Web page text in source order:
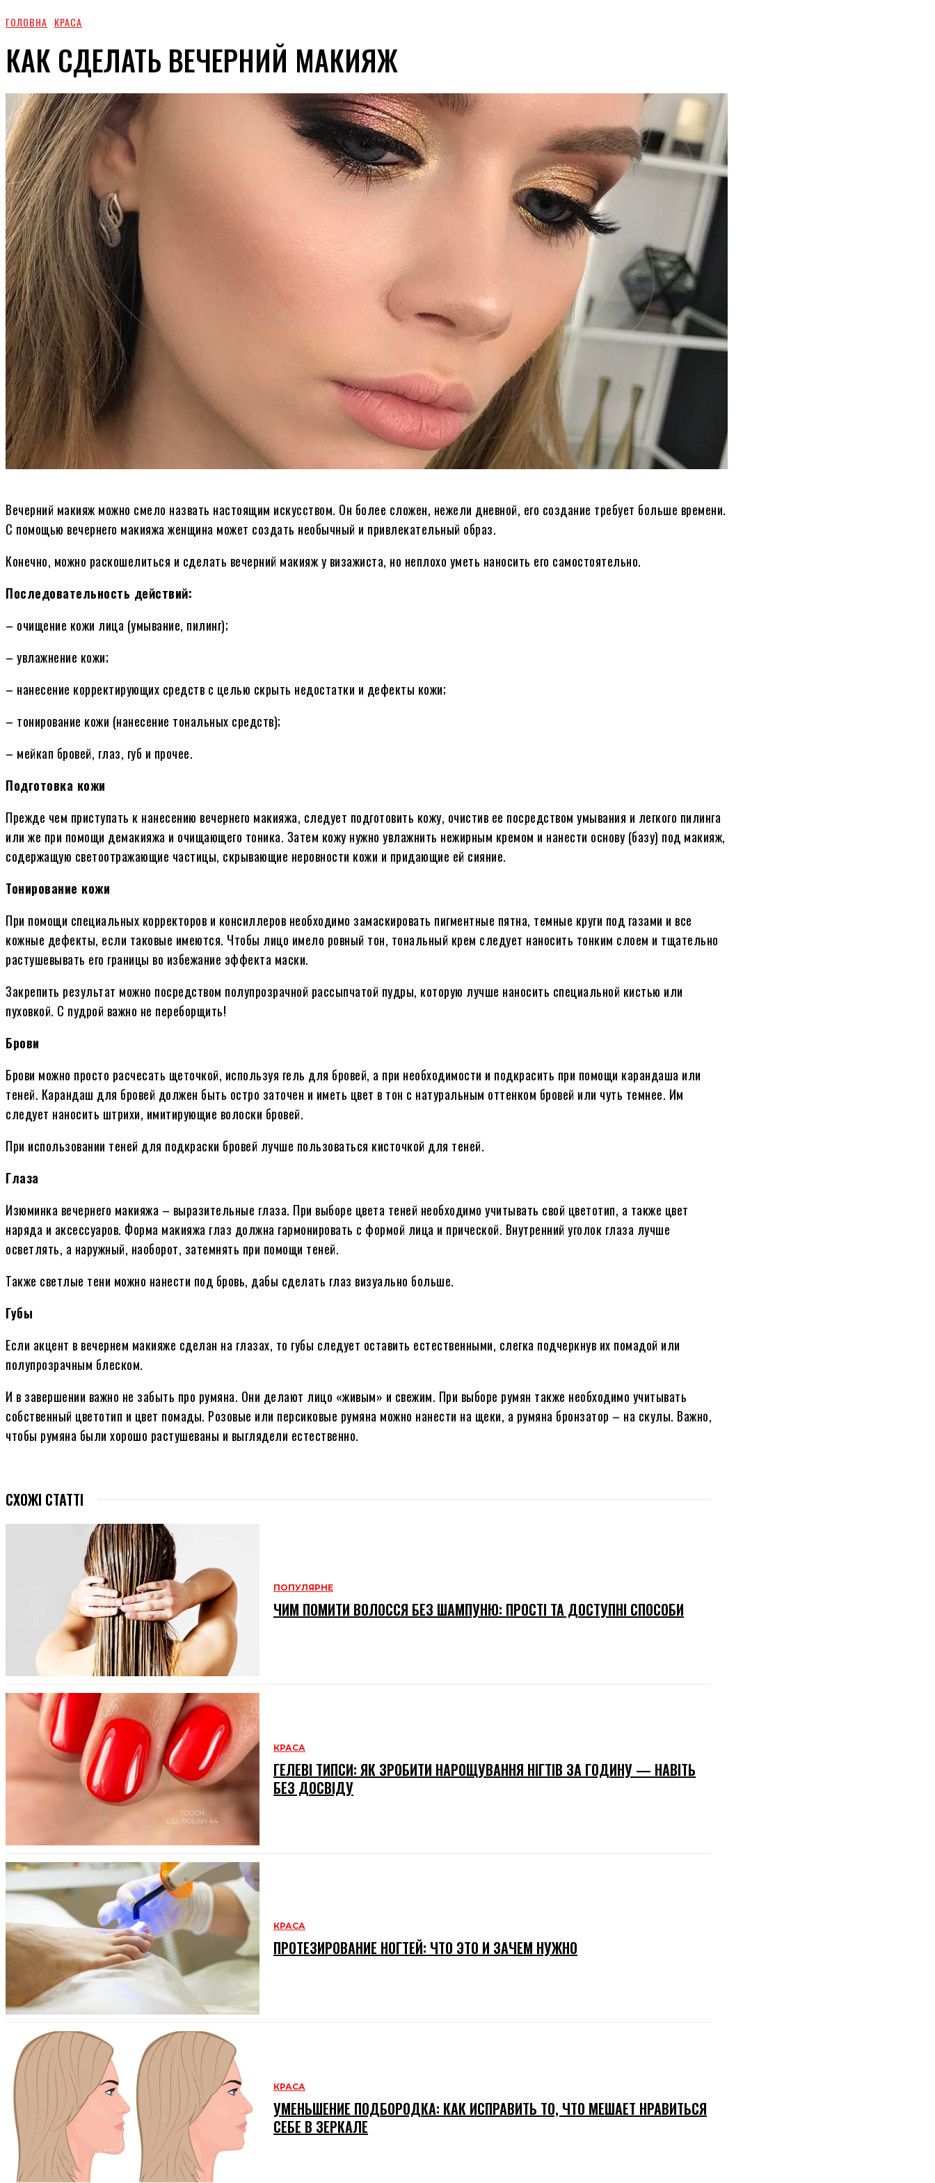
ГОЛОВНА КРАСА
КАК СДЕЛАТЬ ВЕЧЕРНИЙ МАКИЯЖ
Вечерний макияж можно смело назвать настоящим искусством. Он более сложен, нежели дневной, его создание требует больше времени.
С помощью вечернего макияжа женщина может создать необычный и привлекательный образ.
Конечно, можно раскошелиться и сделать вечерний макияж у визажиста, но неплохо уметь наносить его самостоятельно.
Последовательность действий:
– очищение кожи лица (умывание, пилинг);
– увлажнение кожи;
– нанесение корректирующих средств с целью скрыть недостатки и дефекты кожи;
– тонирование кожи (нанесение тональных средств);
– мейкап бровей, глаз, губ и прочее.
Подготовка кожи
Прежде чем приступать к нанесению вечернего макияжа, следует подготовить кожу, очистив ее посредством умывания и легкого пилинга
или же при помощи демакияжа и очищающего тоника. Затем кожу нужно увлажнить нежирным кремом и нанести основу (базу) под макияж,
содержащую светоотражающие частицы, скрывающие неровности кожи и придающие ей сияние.
Тонирование кожи
При помощи специальных корректоров и консиллеров необходимо замаскировать пигментные пятна, темные круги под газами и все
кожные дефекты, если таковые имеются. Чтобы лицо имело ровный тон, тональный крем следует наносить тонким слоем и тщательно
растушевывать его границы во избежание эффекта маски.
Закрепить результат можно посредством полупрозрачной рассыпчатой пудры, которую лучше наносить специальной кистью или
пуховкой. С пудрой важно не переборщить!
Брови
Брови можно просто расчесать щеточкой, используя гель для бровей, а при необходимости и подкрасить при помощи карандаша или
теней. Карандаш для бровей должен быть остро заточен и иметь цвет в тон с натуральным оттенком бровей или чуть темнее. Им
следует наносить штрихи, имитирующие волоски бровей.
При использовании теней для подкраски бровей лучше пользоваться кисточкой для теней.
Глаза
Изюминка вечернего макияжа – выразительные глаза. При выборе цвета теней необходимо учитывать свой цветотип, а также цвет
наряда и аксессуаров. Форма макияжа глаз должна гармонировать с формой лица и прической. Внутренний уголок глаза лучше
осветлять, а наружный, наоборот, затемнять при помощи теней.
Также светлые тени можно нанести под бровь, дабы сделать глаз визуально больше.
Губы
Если акцент в вечернем макияже сделан на глазах, то губы следует оставить естественными, слегка подчеркнув их помадой или
полупрозрачным блеском.
И в завершении важно не забыть про румяна. Они делают лицо «живым» и свежим. При выборе румян также необходимо учитывать
собственный цветотип и цвет помады. Розовые или персиковые румяна можно нанести на щеки, а румяна бронзатор – на скулы. Важно,
чтобы румяна были хорошо растушеваны и выглядели естественно.
СХОЖІ СТАТТІ
ПОПУЛЯРНЕ
ЧИМ ПОМИТИ ВОЛОССЯ БЕЗ ШАМПУНЮ: ПРОСТІ ТА ДОСТУПНІ СПОСОБИ
КРАСА
ГЕЛЕВІ ТИПСИ: ЯК ЗРОБИТИ НАРОЩУВАННЯ НІГТІВ ЗА ГОДИНУ — НАВІТЬ
БЕЗ ДОСВІДУ
КРАСА
ПРОТЕЗИРОВАНИЕ НОГТЕЙ: ЧТО ЭТО И ЗАЧЕМ НУЖНО
КРАСА
УМЕНЬШЕНИЕ ПОДБОРОДКА: КАК ИСПРАВИТЬ ТО, ЧТО МЕШАЕТ НРАВИТЬСЯ
СЕБЕ В ЗЕРКАЛЕ